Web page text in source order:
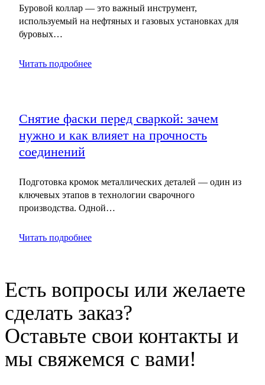
Буровой коллар — это важный инструмент,
используемый на нефтяных и газовых установках для
буровых…
Читать подробнее
Снятие фаски перед сваркой: зачем
нужно и как влияет на прочность
соединений
Подготовка кромок металлических деталей — один из
ключевых этапов в технологии сварочного
производства. Одной…
Читать подробнее
Есть вопросы или желаете
сделать заказ?
Оставьте свои контакты и
мы свяжемся с вами!